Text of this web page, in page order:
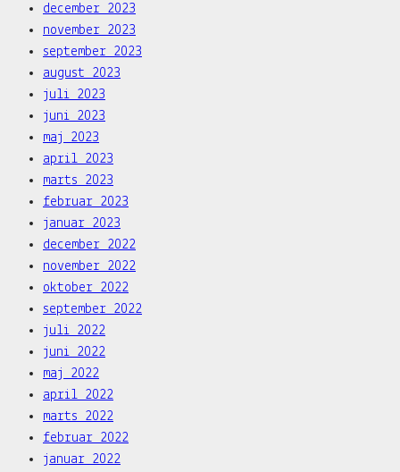
december 2023
november 2023
september 2023
august 2023
juli 2023
juni 2023
maj 2023
april 2023
marts 2023
februar 2023
januar 2023
december 2022
november 2022
oktober 2022
september 2022
juli 2022
juni 2022
maj 2022
april 2022
marts 2022
februar 2022
januar 2022